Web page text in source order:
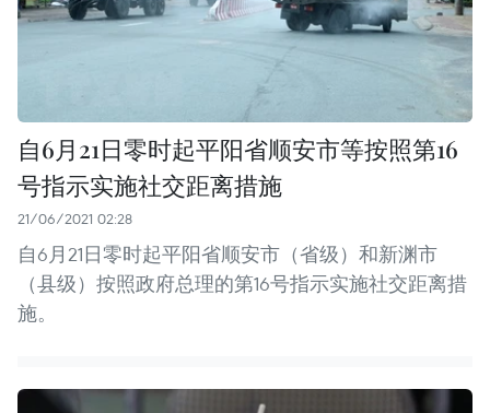
自6月21日零时起平阳省顺安市等按照第16
号指示实施社交距离措施
21/06/2021 02:28
自6月21日零时起平阳省顺安市（省级）和新渊市
（县级）按照政府总理的第16号指示实施社交距离措
施。